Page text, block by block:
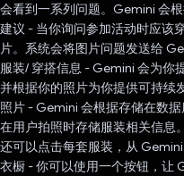
会看到一系列问题。Gemini 会
建议 - 当你询问参加活动时应该
片。系统会将图片问题发送给
服装/ 穿搭信息 - Gemini 会为你
并根据你的照片为你提供可持续
照片 - Gemini 会根据存储在数
在用户拍照时存储服装相关信息
还可以点击每套服装，从 Gemini
衣橱 - 你可以使用一个按钮，让